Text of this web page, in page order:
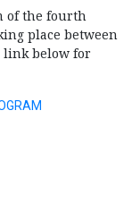
of the fourth
place between
link below for